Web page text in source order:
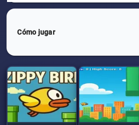
Cómo jugar